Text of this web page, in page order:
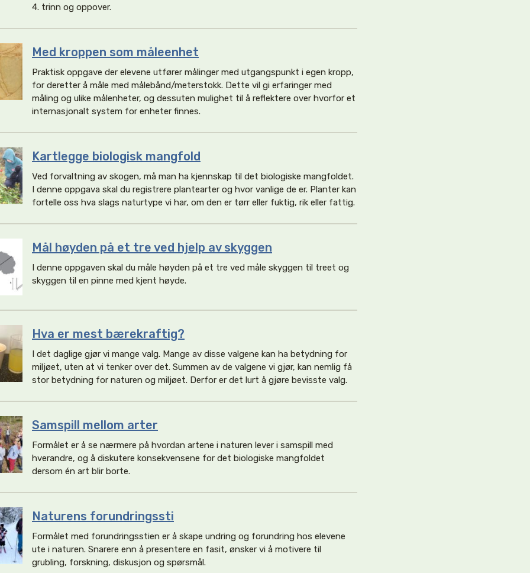
4. trinn og oppover.
Med kroppen som måleenhet
Praktisk oppgave der elevene utfører målinger med utgangspunkt i egen kropp,
for deretter å måle med målebånd/meterstokk. Dette vil gi erfaringer med
måling og ulike målenheter, og dessuten mulighet til å reflektere over hvorfor et
internasjonalt system for enheter finnes.
Kartlegge biologisk mangfold
Ved forvaltning av skogen, må man ha kjennskap til det biologiske mangfoldet.
I denne oppgava skal du registrere plantearter og hvor vanlige de er. Planter kan
fortelle oss hva slags naturtype vi har, om den er tørr eller fuktig, rik eller fattig.
Mål høyden på et tre ved hjelp av skyggen
I denne oppgaven skal du måle høyden på et tre ved måle skyggen til treet og
skyggen til en pinne med kjent høyde.
Hva er mest bærekraftig?
I det daglige gjør vi mange valg. Mange av disse valgene kan ha betydning for
miljøet, uten at vi tenker over det. Summen av de valgene vi gjør, kan nemlig få
stor betydning for naturen og miljøet. Derfor er det lurt å gjøre bevisste valg.
Samspill mellom arter
Formålet er å se nærmere på hvordan artene i naturen lever i samspill med
hverandre, og å diskutere konsekvensene for det biologiske mangfoldet
dersom én art blir borte.
Naturens forundringssti
Formålet med forundringsstien er å skape undring og forundring hos elevene
ute i naturen. Snarere enn å presentere en fasit, ønsker vi å motivere til
grubling, forskning, diskusjon og spørsmål.